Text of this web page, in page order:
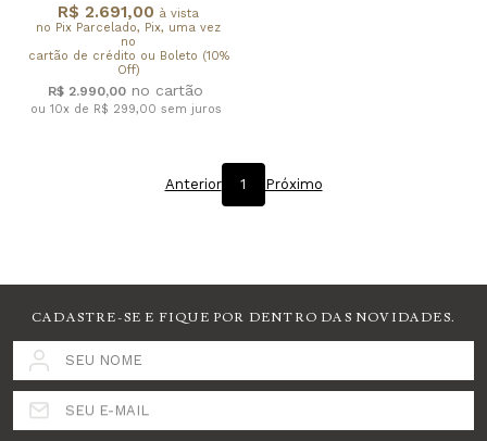
R$ 2.691,00 à vista
no Pix Parcelado, Pix, uma vez
no
cartão de crédito ou Boleto (10%
Off)
R$ 2.990,00
ou 10x de R$ 299,00 sem juros
Anterior 1 Próximo
CADASTRE-SE E FIQUE POR DENTRO DAS NOVIDADES.
SEU NOME
SEU E-MAIL